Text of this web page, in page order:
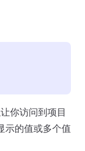
你访问到项目
示的值或多个值